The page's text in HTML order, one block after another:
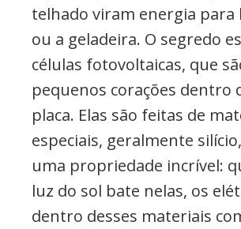
telhado viram energia para
ou a geladeira. O segredo
células fotovoltaicas, que
pequenos corações dentro
placa. Elas são feitas de
especiais, geralmente
uma propriedade incrível:
luz do sol bate nelas, os
dentro desses materiais